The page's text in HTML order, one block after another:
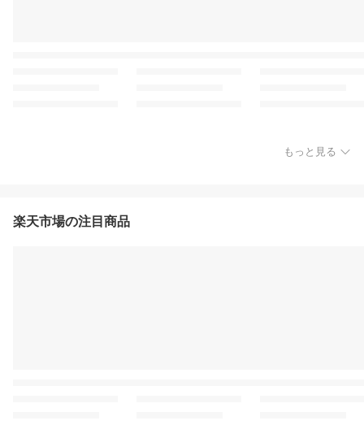
もっと見る
楽天市場の注目商品